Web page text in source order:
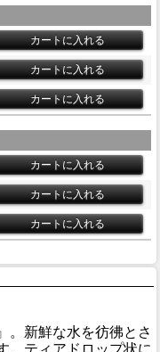
。新鮮な水を彷彿とさ